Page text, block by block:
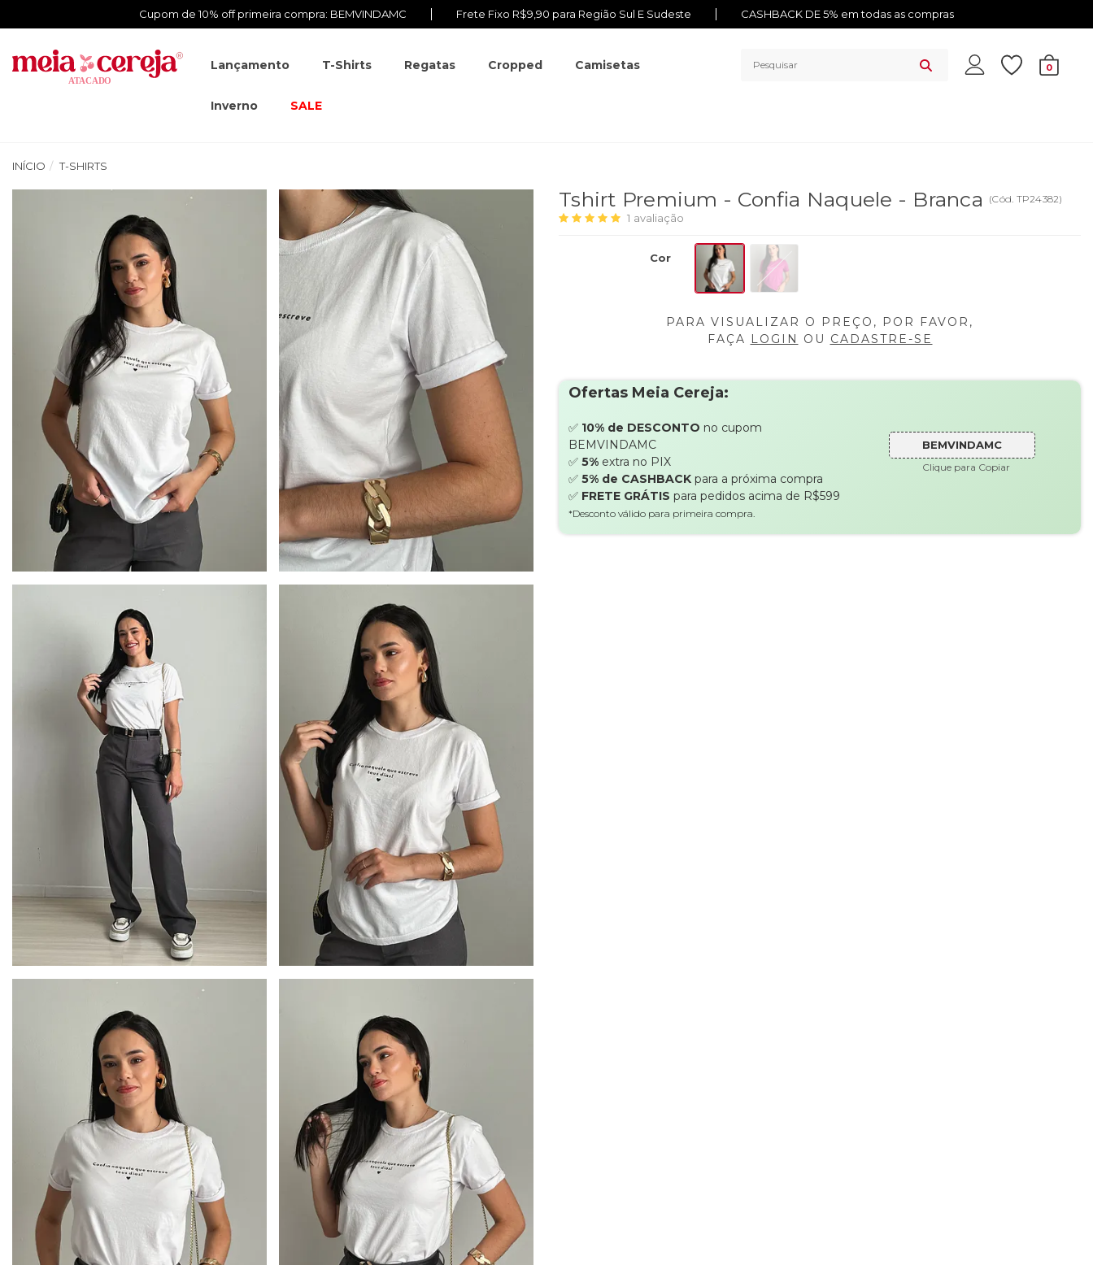
Cupom de 10% off primeira compra: BEMVINDAMC Frete Fixo R$9,90 para Região Sul E Sudeste CASHBACK DE 5% em todas as compras
Lançamento T-Shirts Regatas Cropped Camisetas
Inverno SALE
0
INÍCIO T-SHIRTS
Tshirt Premium - Confia Naquele - Branca (Cód. TP24382)
1 avaliação
Cor
PARA VISUALIZAR O PREÇO, POR FAVOR,
FAÇA LOGIN OU CADASTRE-SE
Ofertas Meia Cereja:
✅ 10% de DESCONTO no cupom
BEMVINDAMC
✅ 5% extra no PIX
✅ 5% de CASHBACK para a próxima compra
✅ FRETE GRÁTIS para pedidos acima de R$599
*Desconto válido para primeira compra.
BEMVINDAMC
Clique para Copiar